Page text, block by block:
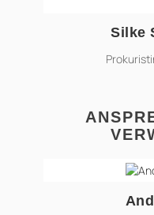
Silke